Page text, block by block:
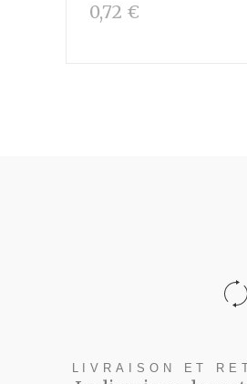
0,72 €
LIVRAISON ET